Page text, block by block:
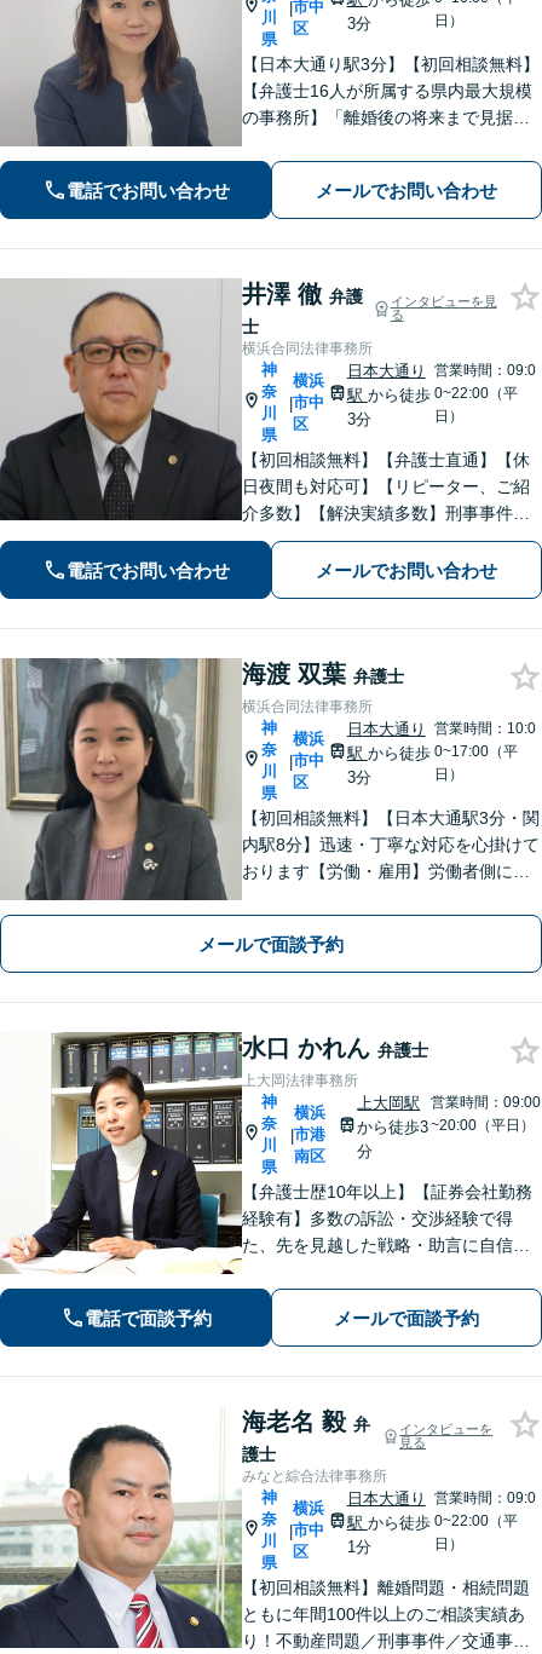
川
県
|市中
区
3分
日）
【日本大通り駅3分】【初回相談無料】
【弁護士16人が所属する県内最大規模
の事務所】「離婚後の将来まで見据え
適な解決策を見つけましょう」「幅広
い相続問題に対応する豊富な実績」
「相続登記義務化に対応」【WEB面談
対応】
電話でお問い合わせ メールでお問い合わせ
井澤 徹 弁護
士
インタビューを見
る
横浜合同法律事務所
神
奈
川
県
|
横浜
市中
区
日本大通り
駅 から徒歩
3分
営業時間：09:0
0~22:00（平
日）
【初回相談無料】【弁護士直通】【休
日夜間も対応可】【リピーター、ご紹
介多数】【解決実績多数】刑事事件、
債務整理、離婚、相続など幅広く対
応。迅速な対応と丁寧なサポートに努
めます。
電話でお問い合わせ メールでお問い合わせ
海渡 双葉 弁護士
横浜合同法律事務所
神
奈
川
県
|
横浜
市中
区
日本大通り
駅 から徒歩
3分
営業時間：10:0
0~17:00（平
日）
【初回相談無料】【日本大通駅3分・関
内駅8分】迅速・丁寧な対応を心掛けて
おります【労働・雇用】労働者側に特
績！不貞慰謝料、財産分与、養育費
等、お任せください【弁護士歴10年以
上】
メールで面談予約
水口 かれん 弁護士
上大岡法律事務所
神
奈
川
県
|
横浜
市港
南区
上大岡駅
から徒歩3
分
営業時間：09:00
~20:00（平日）
【弁護士歴10年以上】【証券会社勤務
経験有】多数の訴訟・交渉経験で得
た、先を見越した戦略・助言に自信が
確にアドバイスいたします【平日夜
間・土日祝相談可】【上大岡駅直結】
電話で面談予約 メールで面談予約
海老名 毅 弁
護士
インタビューを
見る
みなと綜合法律事務所
神
奈
川
県
|
横浜
市中
区
日本大通り
駅 から徒歩
1分
営業時間：09:0
0~22:00（平
日）
【初回相談無料】離婚問題・相続問題
ともに年間100件以上のご相談実績あ
り！不動産問題／刑事事件／交通事故